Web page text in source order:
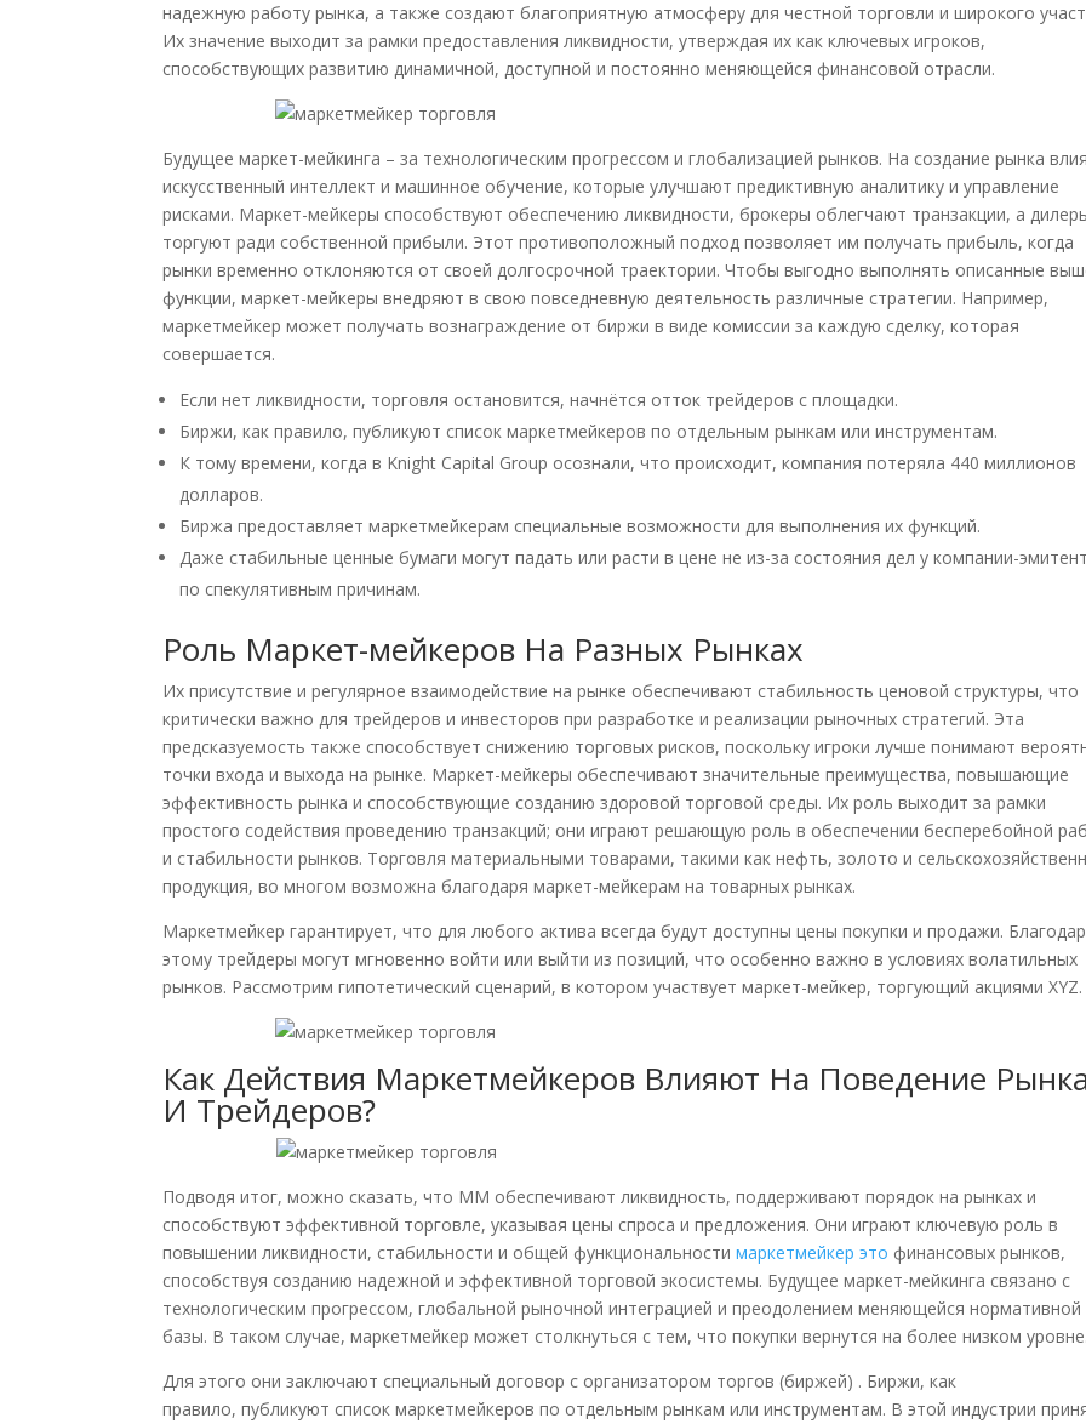
надежную работу рынка, а также создают благоприятную атмосферу для честной торговли и широкого
Их значение выходит за рамки предоставления ликвидности, утверждая их как ключевых игроков,
способствующих развитию динамичной, доступной и постоянно меняющейся финансовой отрасли.
Будущее маркет-мейкинга – за технологическим прогрессом и глобализацией рынков. На создание рынка
искусственный интеллект и машинное обучение, которые улучшают предиктивную аналитику и управление
рисками. Маркет-мейкеры способствуют обеспечению ликвидности, брокеры облегчают транзакции, а
торгуют ради собственной прибыли. Этот противоположный подход позволяет им получать прибыль, когда
рынки временно отклоняются от своей долгосрочной траектории. Чтобы выгодно выполнять описанные
функции, маркет-мейкеры внедряют в свою повседневную деятельность различные стратегии. Например,
маркетмейкер может получать вознаграждение от биржи в виде комиссии за каждую сделку, которая
совершается.
Если нет ликвидности, торговля остановится, начнётся отток трейдеров с площадки.
Биржи, как правило, публикуют список маркетмейкеров по отдельным рынкам или инструментам.
К тому времени, когда в Knight Capital Group осознали, что происходит, компания потеряла 440 миллионов
долларов.
Биржа предоставляет маркетмейкерам специальные возможности для выполнения их функций.
Даже стабильные ценные бумаги могут падать или расти в цене не из-за состояния дел у компании-
по спекулятивным причинам.
Роль Маркет-мейкеров На Разных Рынках
Их присутствие и регулярное взаимодействие на рынке обеспечивают стабильность ценовой структуры, что
критически важно для трейдеров и инвесторов при разработке и реализации рыночных стратегий. Эта
предсказуемость также способствует снижению торговых рисков, поскольку игроки лучше понимают
точки входа и выхода на рынке. Маркет-мейкеры обеспечивают значительные преимущества, повышающие
эффективность рынка и способствующие созданию здоровой торговой среды. Их роль выходит за рамки
простого содействия проведению транзакций; они играют решающую роль в обеспечении бесперебойной
и стабильности рынков. Торговля материальными товарами, такими как нефть, золото и
продукция, во многом возможна благодаря маркет-мейкерам на товарных рынках.
Маркетмейкер гарантирует, что для любого актива всегда будут доступны цены покупки и продажи.
этому трейдеры могут мгновенно войти или выйти из позиций, что особенно важно в условиях волатильных
рынков. Рассмотрим гипотетический сценарий, в котором участвует маркет-мейкер, торгующий акциями XYZ.
Как Действия Маркетмейкеров Влияют На Поведение
И Трейдеров?
Подводя итог, можно сказать, что ММ обеспечивают ликвидность, поддерживают порядок на рынках и
способствуют эффективной торговле, указывая цены спроса и предложения. Они играют ключевую роль в
повышении ликвидности, стабильности и общей функциональностимаркетмейкер это финансовых рынков,
способствуя созданию надежной и эффективной торговой экосистемы. Будущее маркет-мейкинга связано с
технологическим прогрессом, глобальной рыночной интеграцией и преодолением меняющейся нормативной
базы. В таком случае, маркетмейкер может столкнуться с тем, что покупки вернутся на более низком
Для этого они заключают специальный договор с организатором торгов (биржей) . Биржи, как
правило, публикуют список маркетмейкеров по отдельным рынкам или инструментам. В этой индустрии